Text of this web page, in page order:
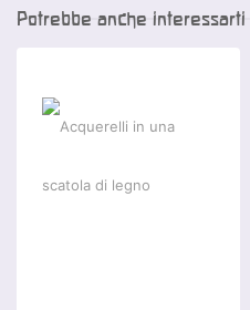
Potrebbe anche interessarti